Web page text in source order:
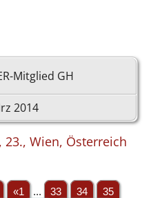
Mitglied GH
2014
23., Wien, Österreich
«1 ... 33 34
35